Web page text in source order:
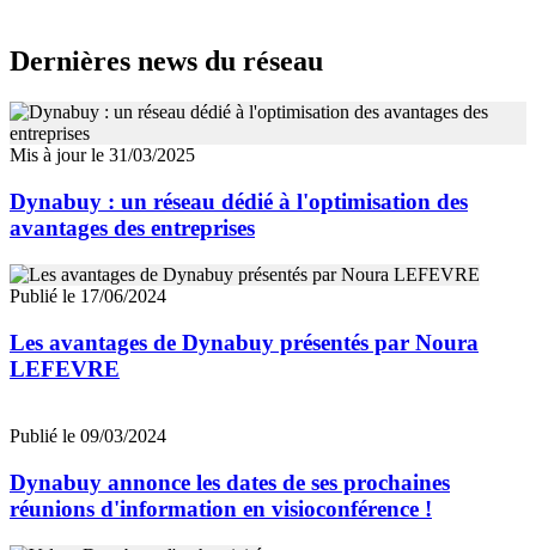
Dernières news du réseau
Mis à jour le 31/03/2025
Dynabuy : un réseau dédié à l'optimisation des
avantages des entreprises
Publié le 17/06/2024
Les avantages de Dynabuy présentés par Noura
LEFEVRE
Publié le 09/03/2024
Dynabuy annonce les dates de ses prochaines
réunions d'information en visioconférence !